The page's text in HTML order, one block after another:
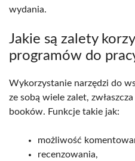
wydania.
Jakie są zalety
programów do
Wykorzystanie narzędzi do
ze sobą wiele zalet,
booków. Funkcje takie jak:
możliwość
recenzowania,